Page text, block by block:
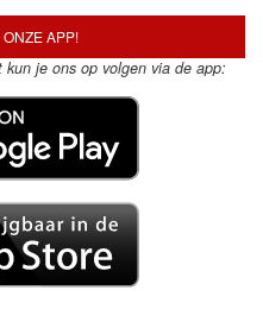
APP!
je ons op volgen via de app: